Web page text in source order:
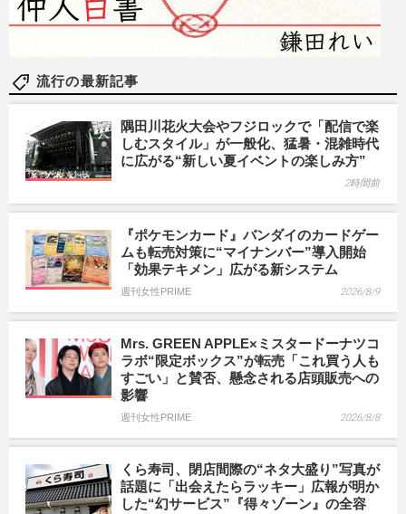
流行の最新記事
隅田川花火大会やフジロックで「配信で楽
しむスタイル」が一般化、猛暑・混雑時代
に広がる“新しい夏イベントの楽しみ方”
2時間前
『ポケモンカード』バンダイのカードゲー
ムも転売対策に“マイナンバー”導入開始
「効果テキメン」広がる新システム
週刊女性PRIME 2026/8/9
Mrs. GREEN APPLE×ミスタードーナツコ
ラボ“限定ボックス”が転売「これ買う人も
すごい」と賛否、懸念される店頭販売への
影響
週刊女性PRIME 2026/8/8
くら寿司、閉店間際の“ネタ大盛り”写真が
話題に「出会えたらラッキー」広報が明か
した“幻サービス”『得々ゾーン』の全容